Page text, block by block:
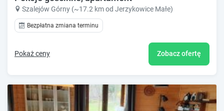
Szalejów Górny (~17.2 km od Jerzykowice Małe)
Bezpłatna zmiana terminu
Pokaż ceny Zobacz ofertę